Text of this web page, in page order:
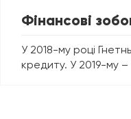
Фінансові
У 2018-му році
кредиту. У 2019-му –